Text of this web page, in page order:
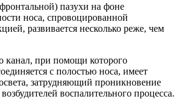
пазухи на фоне
носа, спровоцированной
развивается несколько реже, чем
канал, при помощи которого
с полостью носа, имеет
затрудняющий проникновение
воспалительного процесса.